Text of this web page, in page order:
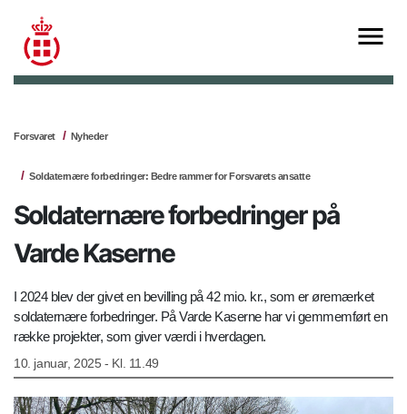
Forsvaret Nyheder
Soldaternære forbedringer: Bedre rammer for Forsvarets ansatte
Soldaternære forbedringer på
Varde Kaserne
I 2024 blev der givet en bevilling på 42 mio. kr., som er øremærket
soldaternære forbedringer. På Varde Kaserne har vi gemmemført en
række projekter, som giver værdi i hverdagen.
10. januar, 2025 - Kl. 11.49